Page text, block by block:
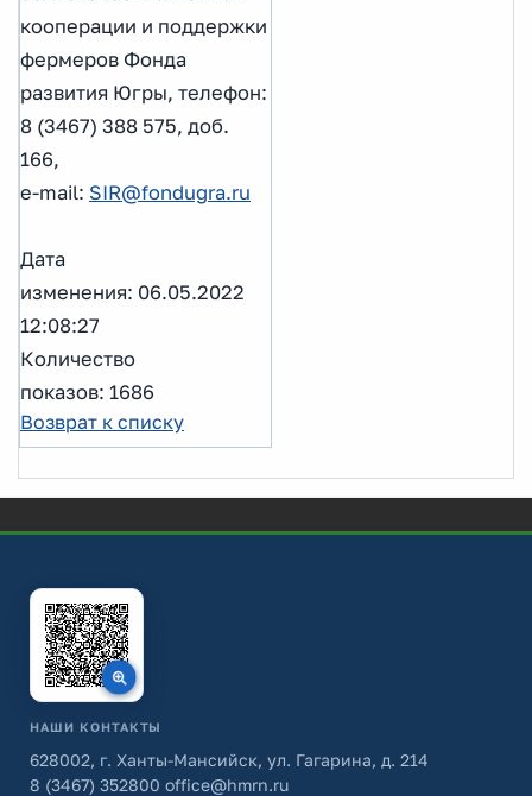
кооперации и поддержки
фермеров Фонда
развития Югры, телефон:
8 (3467) 388 575, доб.
166,
e-mail: SIR@fondugra.ru
Дата
изменения: 06.05.2022
12:08:27
Количество
показов: 1686
Возврат к списку
НАШИ КОНТАКТЫ
628002, г. Ханты-Мансийск, ул. Гагарина, д. 214
8 (3467) 352800 office@hmrn.ru